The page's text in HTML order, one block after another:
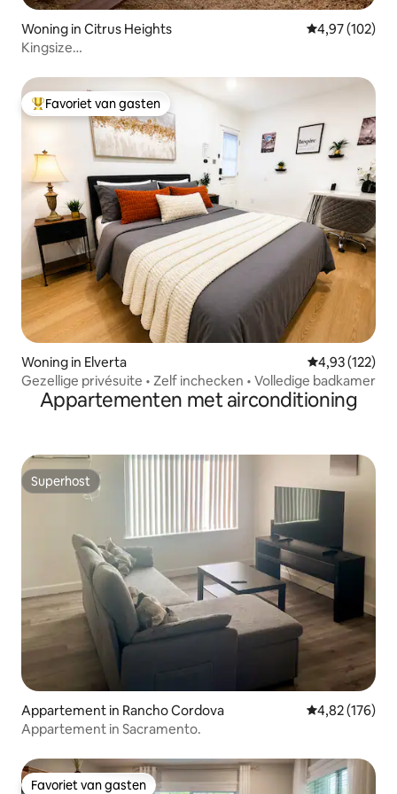
Woning in Citrus Heights Gemiddelde
4,97 (102)
Kingsize
Topfavoriet van gasten
Favoriet van gasten
Woning in Elverta Gemiddelde
4,93 (122)
Gezellige privésuite • Zelf inchecken • Volledige badkamer
Appartementen met airconditioning
Superhost
Superhost
Appartement in Rancho Cordova Gemiddelde
4,82 (176)
Appartement in Sacramento.
Favoriet van gasten